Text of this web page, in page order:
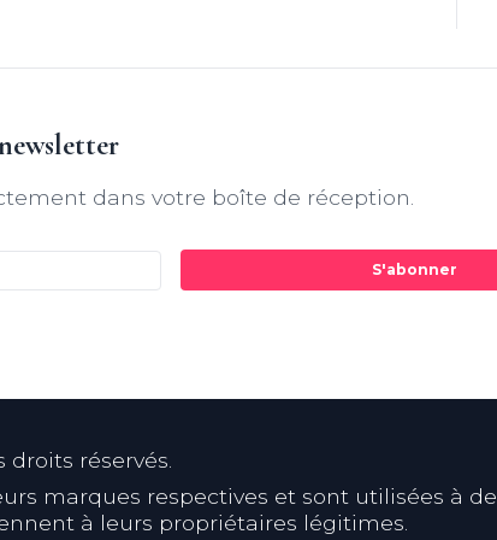
dans votre boîte de réception.
S'abonner
droits réservés.
marques respectives et sont utilisées à
à leurs propriétaires légitimes.